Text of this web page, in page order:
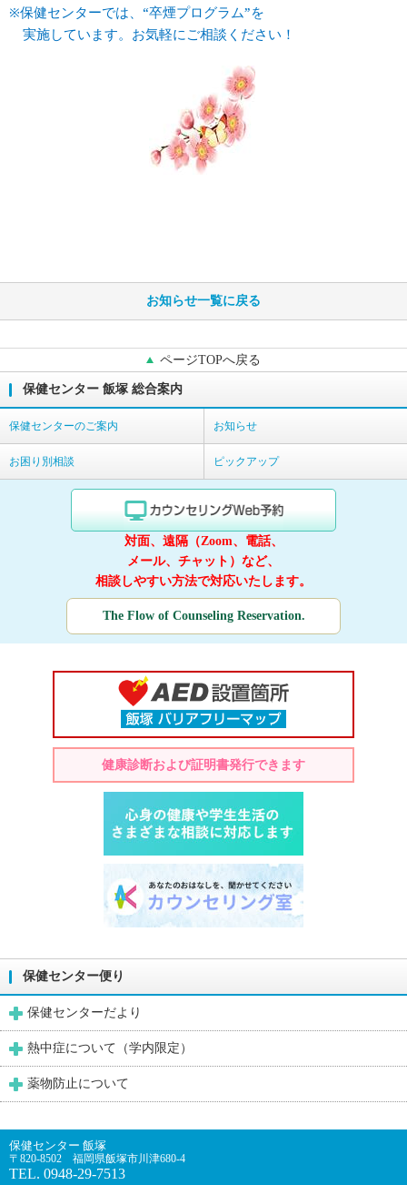
※保健センターでは、“卒煙プログラム”を
実施しています。お気軽にご相談ください！
お知らせ一覧に戻る
ページTOPへ戻る
保健センター 飯塚 総合案内
保健センターのご案内 お知らせ
お困り別相談 ピックアップ
対面、遠隔（Zoom、電話、
メール、チャット）など、
相談しやすい方法で対応いたします。
The Flow of Counseling Reservation.
健康診断および証明書発行できます
保健センター便り
保健センターだより
熱中症について（学内限定）
薬物防止について
保健センター 飯塚
〒820-8502 福岡県飯塚市川津680-4
TEL. 0948-29-7513